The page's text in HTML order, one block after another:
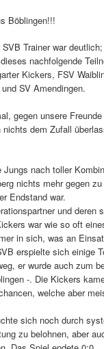
Böblingen!!!
Trainer war deutlich;
nachfolgende
Kickers, FSV
SV Amendingen.
gegen unsere
dem Zufall
nach toller
nichts mehr gegen
Endstand war.
und deren
war wie so oft
in sich, was an
erspielte sich einige
er wurde auch zum
-. Die Kickers
welche aber
sich noch durch
zu belohnen, aber